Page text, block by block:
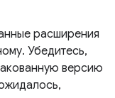
расширения
Убедитесь,
версию